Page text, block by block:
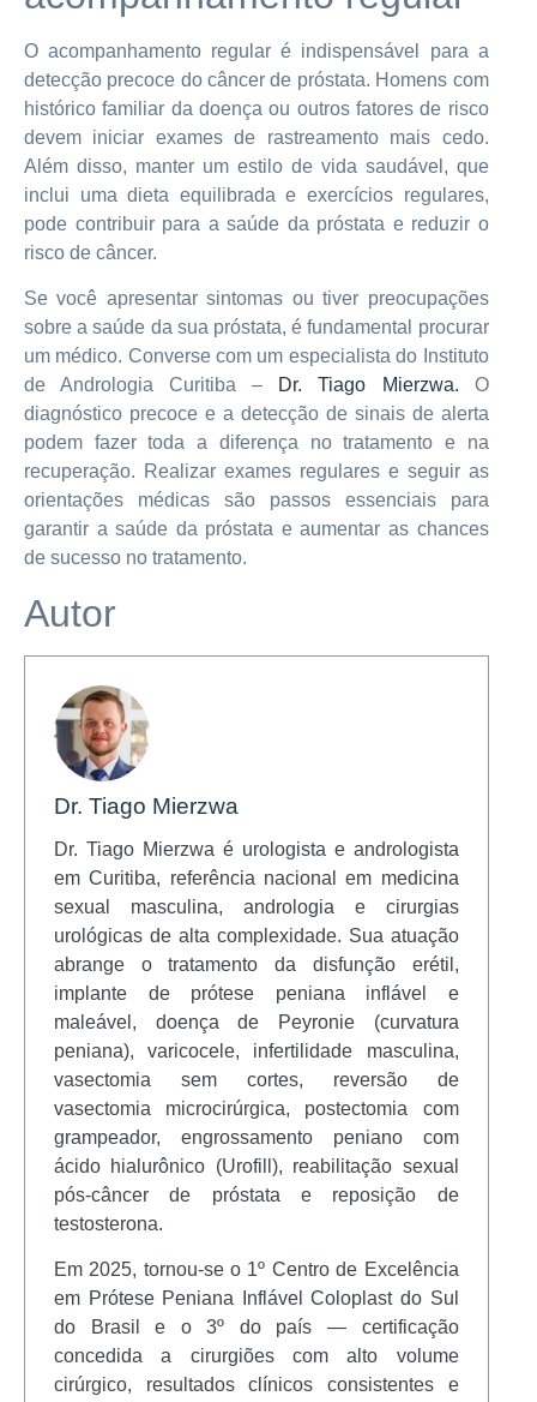
O acompanhamento regular é indispensável para a
detecção precoce do câncer de próstata. Homens com
histórico familiar da doença ou outros fatores de risco
devem iniciar exames de rastreamento mais cedo.
Além disso, manter um estilo de vida saudável, que
inclui uma dieta equilibrada e exercícios regulares,
pode contribuir para a saúde da próstata e reduzir o
risco de câncer.
Se você apresentar sintomas ou tiver preocupações
sobre a saúde da sua próstata, é fundamental procurar
um médico. Converse com um especialista do Instituto
de Andrologia Curitiba – Dr. Tiago Mierzwa. O
diagnóstico precoce e a detecção de sinais de alerta
podem fazer toda a diferença no tratamento e na
recuperação. Realizar exames regulares e seguir as
orientações médicas são passos essenciais para
garantir a saúde da próstata e aumentar as chances
de sucesso no tratamento.
Autor
Dr. Tiago Mierzwa
Dr. Tiago Mierzwa é urologista e andrologista
em Curitiba, referência nacional em medicina
sexual masculina, andrologia e cirurgias
urológicas de alta complexidade. Sua atuação
abrange o tratamento da disfunção erétil,
implante de prótese peniana inflável e
maleável, doença de Peyronie (curvatura
peniana), varicocele, infertilidade masculina,
vasectomia sem cortes, reversão de
vasectomia microcirúrgica, postectomia com
grampeador, engrossamento peniano com
ácido hialurônico (Urofill), reabilitação sexual
pós-câncer de próstata e reposição de
testosterona.
Em 2025, tornou-se o 1º Centro de Excelência
em Prótese Peniana Inflável Coloplast do Sul
do Brasil e o 3º do país — certificação
concedida a cirurgiões com alto volume
cirúrgico, resultados clínicos consistentes e